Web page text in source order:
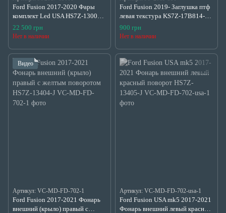
Ford Fusion 2017-2020 Фары
комплект Led USA HS7Z-13008-
AB, HS7Z-13008-AА
22 500 грн
Нет в наличии
Ford Fusion 2019- Заглушка птф
левая текстура KS7Z-17B814-
AB
900 грн
Нет в наличии
Видео
Артикул: VC-MD-FD-702-1
Ford Fusion 2017-2021 Фонарь
внешний (крыло) правый с
Артикул: VC-MD-FD-702-usa-1
Ford Fusion USA mk5 2017-2021
Фонарь внешний левый красный